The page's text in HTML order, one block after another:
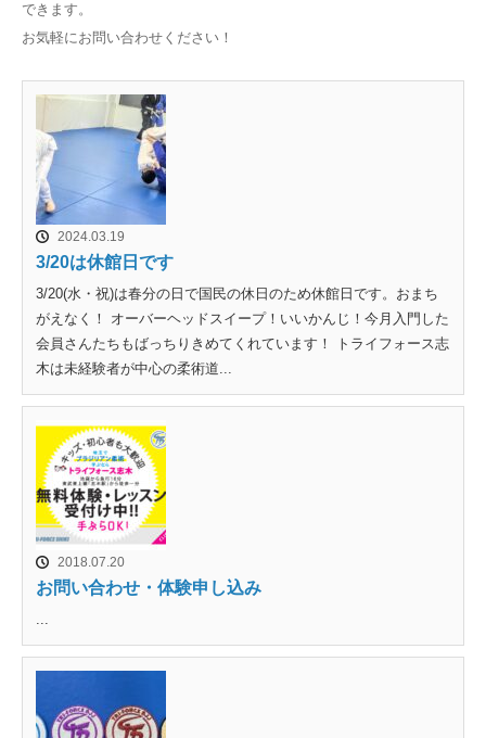
できます。
お気軽にお問い合わせください！
2024.03.19
3/20は休館日です
3/20(水・祝)は春分の日で国民の休日のため休館日です。おまち
がえなく！ オーバーヘッドスイープ！いいかんじ！今月入門した
会員さんたちもばっちりきめてくれています！ トライフォース志
木は未経験者が中心の柔術道...
2018.07.20
お問い合わせ・体験申し込み
...